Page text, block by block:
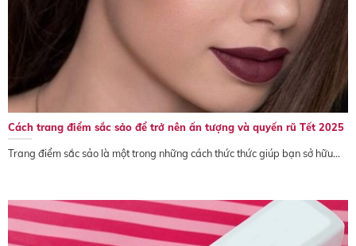
Cách trang điểm sắc sảo để trở nên ấn tượng và quyến rũ Tết 2025
Trang điểm sắc sảo là một trong những cách thức thức giúp bạn sở hữu...